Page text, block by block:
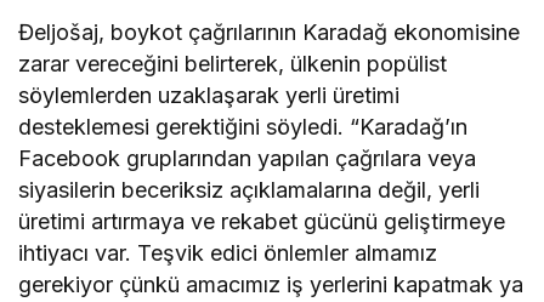
Đeljošaj, boykot çağrılarının Karadağ ekonomisine
zarar vereceğini belirterek, ülkenin popülist
söylemlerden uzaklaşarak yerli üretimi
desteklemesi gerektiğini söyledi. “Karadağ’ın
Facebook gruplarından yapılan çağrılara veya
siyasilerin beceriksiz açıklamalarına değil, yerli
üretimi artırmaya ve rekabet gücünü geliştirmeye
ihtiyacı var. Teşvik edici önlemler almamız
gerekiyor çünkü amacımız iş yerlerini kapatmak ya